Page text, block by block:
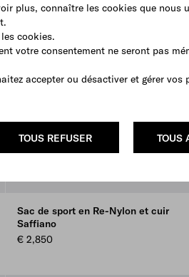
plus, connaître les cookies que nous
cookies.
votre consentement ne seront pas
accepter ou désactiver et gérer vos
TOUS
TOUS REFUSER
Sac de sport en Re-Nylon et cuir
Saffiano
€ 2,850